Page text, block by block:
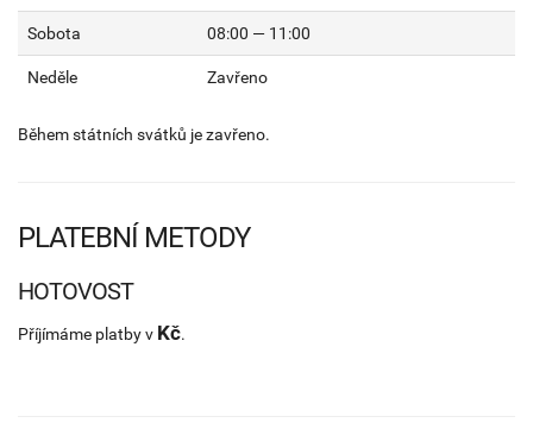
Sobota 08:00 — 11:00
Neděle Zavřeno
Během státních svátků je zavřeno.
PLATEBNÍ METODY
HOTOVOST
Příjímáme platby v Kč.